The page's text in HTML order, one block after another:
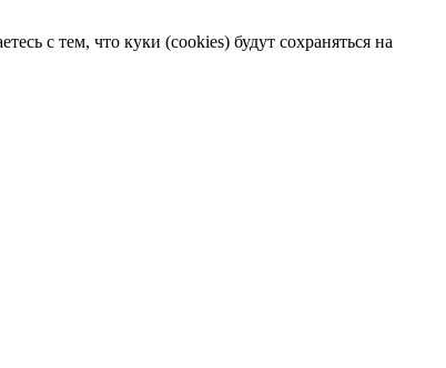
с тем, что куки (cookies) будут сохраняться на